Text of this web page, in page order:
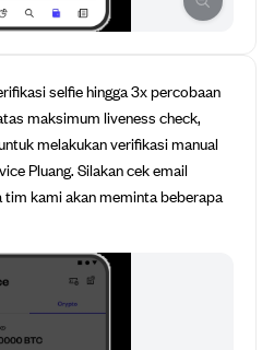
selfie hingga 3x percobaan
maksimum liveness check,
melakukan verifikasi manual
Pluang. Silakan cek email
kami akan meminta beberapa